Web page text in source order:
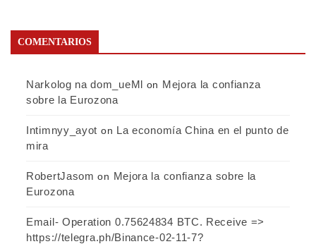
COMENTARIOS
Narkolog na dom_ueMl on Mejora la confianza
sobre la Eurozona
Intimnyy_ayot on La economía China en el punto de
mira
RobertJasom on Mejora la confianza sobre la
Eurozona
Email- Operation 0.75624834 BTC. Receive =>
https://telegra.ph/Binance-02-11-7?